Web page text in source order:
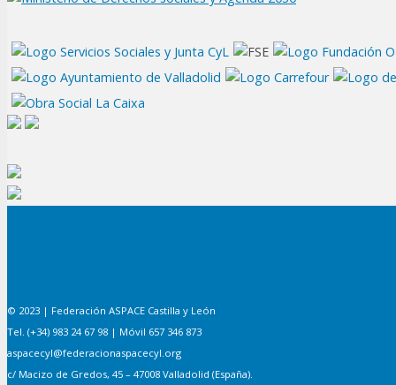
© 2023 | Federación ASPACE Castilla y León
Tel. (+34) 983 24 67 98 | Móvil 657 346 873
aspacecyl@federacionaspacecyl.org
c/ Macizo de Gredos, 45 – 47008 Valladolid (España).